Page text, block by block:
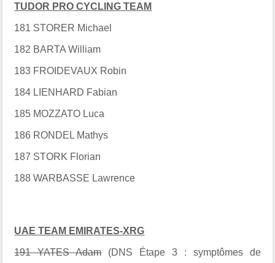
TUDOR PRO CYCLING TEAM
181 STORER Michael
182 BARTA William
183 FROIDEVAUX Robin
184 LIENHARD Fabian
185 MOZZATO Luca
186 RONDEL Mathys
187 STORK Florian
188 WARBASSE Lawrence
UAE TEAM EMIRATES-XRG
191 YATES Adam(DNS Étape 3 : symptômes de